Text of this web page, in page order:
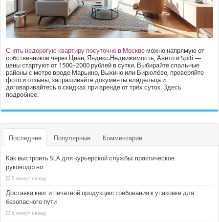
Снять недорогую квартиру посуточно в Москве можно напрямую от
собственников через Циан, Яндекс.Недвижимость, Авито и Spiti —
цены стартуют от 1500–2000 рублей в сутки. Выбирайте спальные
районы с метро вроде Марьино, Выхино или Бирюлёво, проверяйте
фото и отзывы, запрашивайте документы владельца и
договаривайтесь о скидках при аренде от трёх суток.Здесь
подробнее.
Последние Популярные Комментарии
Как выстроить SLA для курьерской службы: практическое
руководство
5 минут назад
Доставка книг и печатной продукции: требования к упаковке для
безопасного пути
8 минут назад